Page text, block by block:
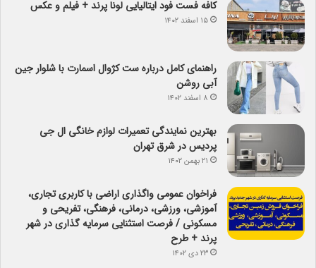
کافه فست فود ایتالیایی لونا پرند + فیلم و عکس
۱۵ اسفند ۱۴۰۲
راهنمای کامل درباره ست کژوال اسمارت با شلوار جین
آبی روشن
۸ اسفند ۱۴۰۲
بهترین نمایندگی تعمیرات لوازم خانگی ال جی
پردیس در شرق تهران
۲۱ بهمن ۱۴۰۲
فراخوان عمومی واگذاری اراضی با کاربری تجاری،
آموزشی، ورزشی، درمانی، فرهنگی، تفریحی و
مسکونی / فرصت استثنایی سرمایه گذاری در شهر
پرند + طرح
۲۳ دی ۱۴۰۲